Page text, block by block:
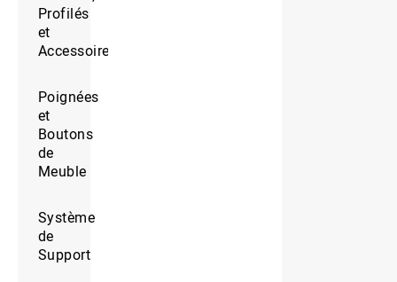
Profilés
et
Accessoires
Poignées
et
Boutons
de
Meuble
Système
de
Support